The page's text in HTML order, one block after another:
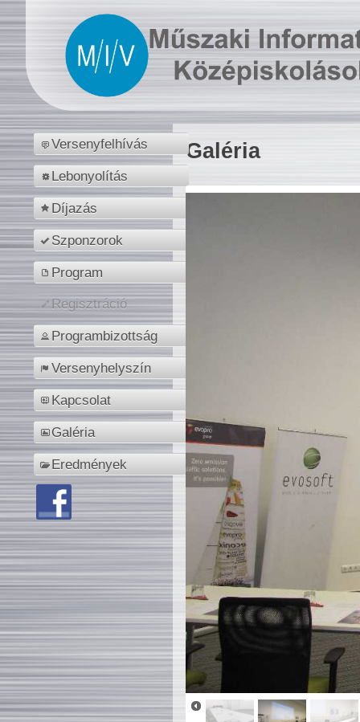
Versenyfelhívás
Lebonyolítás
Díjazás
Szponzorok
Program
Regisztráció
Programbizottság
Versenyhelyszín
Kapcsolat
Galéria
Eredmények
Galéria